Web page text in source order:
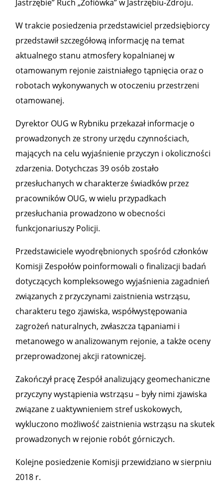
Jastrzębie” Ruch „Zofiówka” w Jastrzębiu-Zdroju.
W trakcie posiedzenia przedstawiciel przedsiębiorcy
przedstawił szczegółową informację na temat
aktualnego stanu atmosfery kopalnianej w
otamowanym rejonie zaistniałego tąpnięcia oraz o
robotach wykonywanych w otoczeniu przestrzeni
otamowanej.
Dyrektor OUG w Rybniku przekazał informacje o
prowadzonych ze strony urzędu czynnościach,
mających na celu wyjaśnienie przyczyn i okoliczności
zdarzenia. Dotychczas 39 osób zostało
przesłuchanych w charakterze świadków przez
pracowników OUG, w wielu przypadkach
przesłuchania prowadzono w obecności
funkcjonariuszy Policji.
Przedstawiciele wyodrębnionych spośród członków
Komisji Zespołów poinformowali o finalizacji badań
dotyczących kompleksowego wyjaśnienia zagadnień
związanych z przyczynami zaistnienia wstrząsu,
charakteru tego zjawiska, współwystępowania
zagrożeń naturalnych, zwłaszcza tąpaniami i
metanowego w analizowanym rejonie, a także oceny
przeprowadzonej akcji ratowniczej.
Zakończył pracę Zespół analizujący geomechaniczne
przyczyny wystąpienia wstrząsu – były nimi zjawiska
związane z uaktywnieniem stref uskokowych,
wykluczono możliwość zaistnienia wstrząsu na skutek
prowadzonych w rejonie robót górniczych.
Kolejne posiedzenie Komisji przewidziano w sierpniu
2018 r.